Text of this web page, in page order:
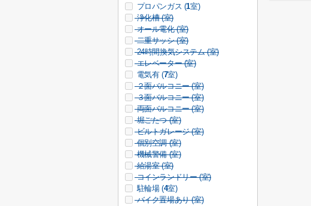
プロパンガス (1室)
浄化槽 (室)
オール電化 (室)
二重サッシ (室)
24時間換気システム (室)
エレベーター (室)
電気有 (7室)
２面バルコニー (室)
３面バルコニー (室)
両面バルコニー (室)
堀ごたつ (室)
ビルトガレージ (室)
個別空調 (室)
機械警備 (室)
給湯室 (室)
コインランドリー (室)
駐輪場 (4室)
バイク置場あり (室)